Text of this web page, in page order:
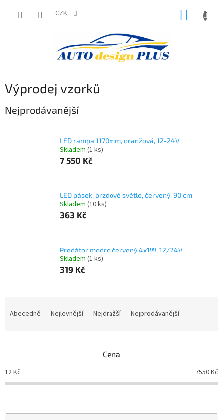
CZK
Výprodej vzorků
Nejprodávanější
LED rampa 1170mm, oranžová, 12-24V
Skladem (1 ks)
7 550 Kč
LED pásek, brzdové světlo, červený, 90 cm
Skladem (10 ks)
363 Kč
Predátor modro červený 4x1W, 12/24V
Skladem (1 ks)
319 Kč
p
r
o
u
Abecedně Nejlevnější Nejdražší Nejprodávanější
Cena
12Kč 7550Kč